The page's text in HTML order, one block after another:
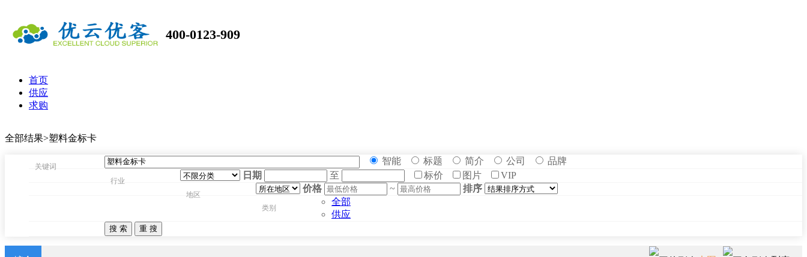
400-0123-909
首页
供应
求购
全部结果>塑料金标卡
关键词
智能 标题 简介 公司 品牌
行业
日期 至 标价 图片 VIP
地区
价格 ~ 排序
类别
全部
供应